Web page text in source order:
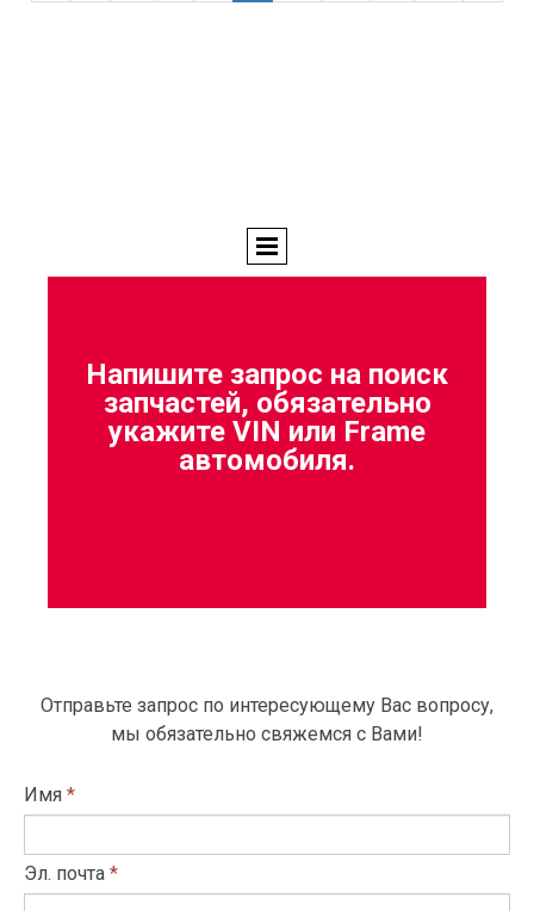
Напишите запрос на поиск
запчастей, обязательно
укажите VIN или Frame
автомобиля.
Отправьте запрос по интересующему Вас вопросу,
мы обязательно свяжемся с Вами!
Имя *
Эл. почта *